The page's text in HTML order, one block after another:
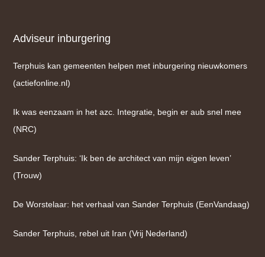
Adviseur inburgering
Terphuis kan gemeenten helpen met inburgering nieuwkomers
(actiefonline.nl)
Ik was eenzaam in het azc. Integratie, begin er aub snel mee
(NRC)
Sander Terphuis: ‘Ik ben de architect van mijn eigen leven’
(Trouw)
De Worstelaar: het verhaal van Sander Terphuis (EenVandaag)
Sander Terphuis, rebel uit Iran (Vrij Nederland)